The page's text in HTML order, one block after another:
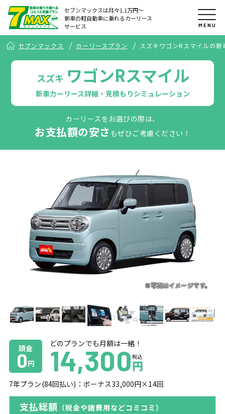
セブンマックスは月々1.1万円〜
新車の軽自動車に乗れるカーリース
サービス
MENU
セブンマックス カーリースプラン スズキワゴンRスマイルの
スズキ ワゴンRスマイル
新車カーリース詳細・見積もりシミュレーション
カーリースをお選びの際は、
お支払額の安さ もぜひご考慮ください！
頭金
0円
どのプランでも月額は一緒！
14,300 税込
円
7年プラン(84回払い)：ボーナス33,000円×14回
支払総額 （税金や諸費用などコミコミ）